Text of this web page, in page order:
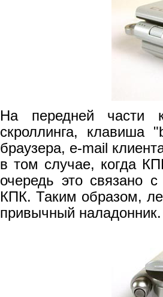
На передней части
скроллинга, клавиша
браузера, e-mail
в том случае, когда
очередь это связано
КПК. Таким образом,
привычный наладонник.